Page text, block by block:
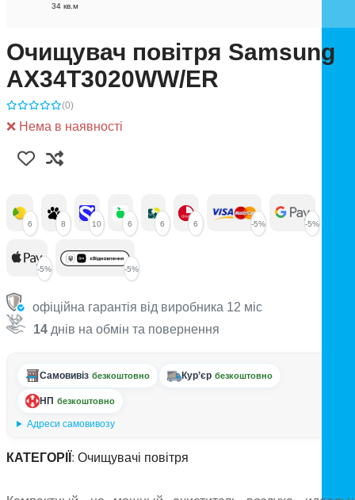
34 кв.м
Очищувач повітря Samsung
AX34T3020WW/ER
(0)
❌ Нема в наявності
6 8 10 6 6 6 -5% -5%
-5% -5%
офіційна гарантія від виробника 12 міс
14 днів на обмін та повернення
Самовивіз безкоштовно Кур’єр безкоштовно
НП безкоштовно
Адреси самовивозу
КАТЕГОРІЇ : Очищувачі повітря